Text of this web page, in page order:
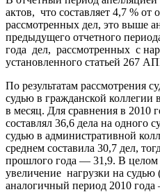
актов, что составляет 4,7 % от
рассмотренных дел, это выше
предыдущего отчетного
года дел, рассмотренных с
установленного статьей 267
По результатам рассмотрения
судью в гражданской коллегии
в месяц. Для сравнения в 2010
составлял 36,6 дела на одного
судью в административной
среднем составила 30,7 дел,
прошлого года — 31,9. В целом
увеличение нагрузки на судью
аналогичный период 2010